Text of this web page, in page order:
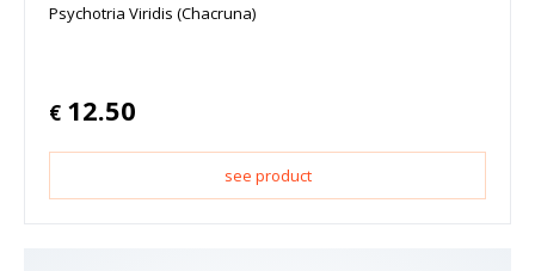
Psychotria Viridis (Chacruna)
€ 12.50
see product